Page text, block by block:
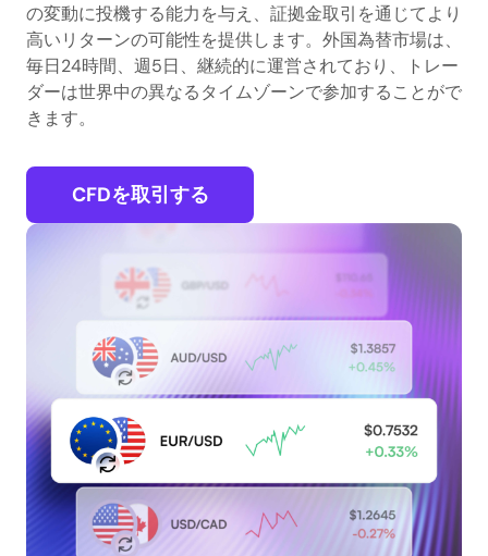
の変動に投機する能力を与え、証拠金取引を通じてより
高いリターンの可能性を提供します。外国為替市場は、
毎日24時間、週5日、継続的に運営されており、トレー
ダーは世界中の異なるタイムゾーンで参加することがで
きます。
CFDを取引する